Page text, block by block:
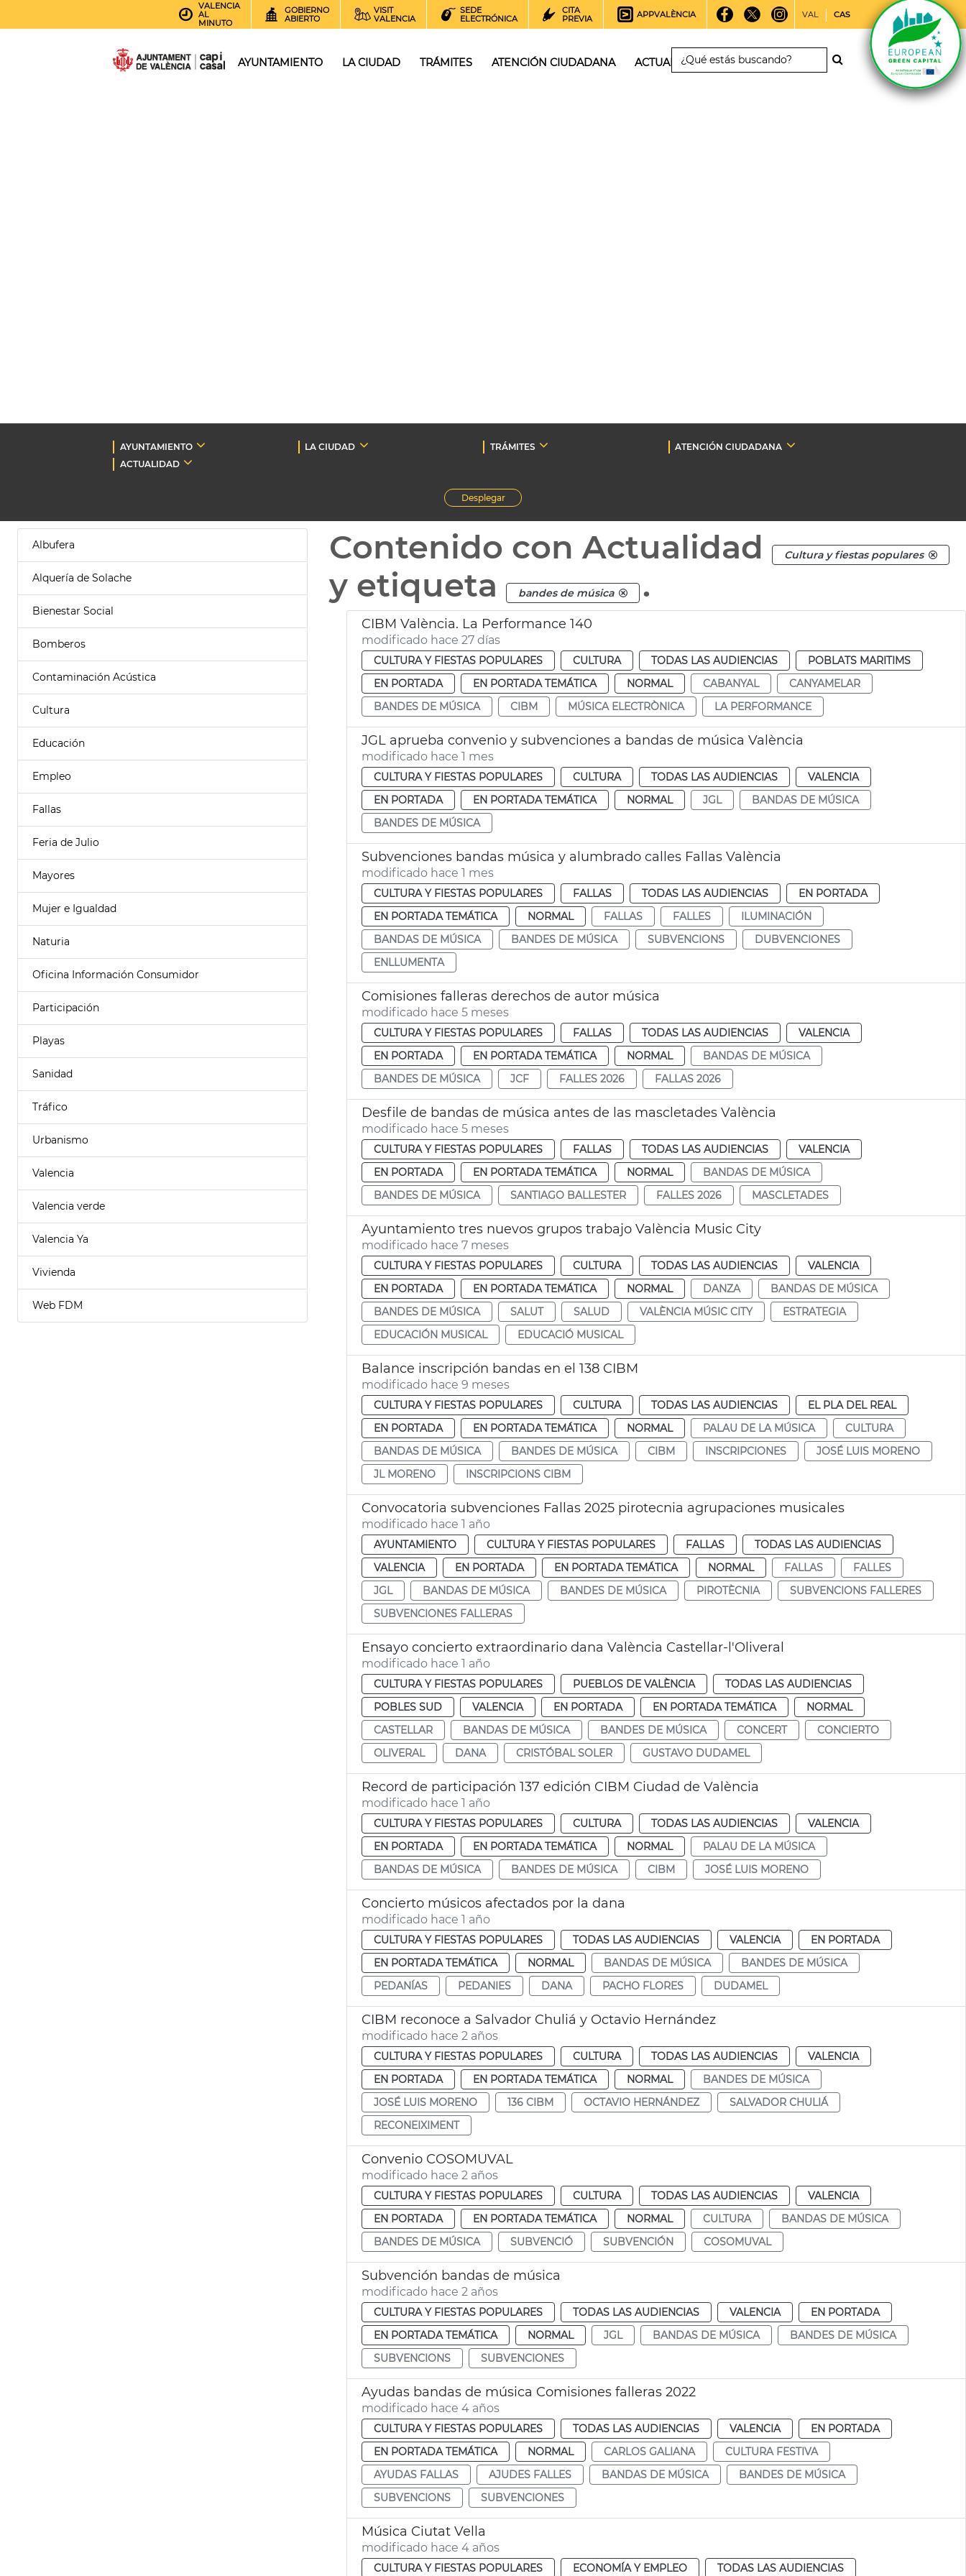
VALENCIA
AL
MINUTO
GOBIERNO
ABIERTO
VISIT
VALENCIA
SEDE
ELECTRÓNICA
CITA
PREVIA
APPVALÈNCIA VAL CAS
AYUNTAMIENTO LA CIUDAD TRÁMITES ATENCIÓN CIUDADANA ACTUALIDAD
AYUNTAMIENTO LA CIUDAD TRÁMITES
ATENCIÓN CIUDADANA
ACTUALIDAD
Desplegar
Albufera
Alquería de Solache
Bienestar Social
Bomberos
Contaminación Acústica
Cultura
Educación
Empleo
Fallas
Feria de Julio
Mayores
Mujer e Igualdad
Naturia
Oficina Información Consumidor
Participación
Playas
Sanidad
Tráfico
Urbanismo
Valencia
Valencia verde
Valencia Ya
Vivienda
Web FDM
Contenido con Actualidad Cultura y fiestas populares
y etiqueta bandes de música .
CIBM València. La Performance 140
modificado hace 27 días
CULTURA Y FIESTAS POPULARES CULTURA TODAS LAS AUDIENCIAS
POBLATS MARITIMS
EN PORTADA
EN PORTADA TEMÁTICA NORMAL CABANYAL
CANYAMELAR
BANDES DE MÚSICA
CIBM MÚSICA ELECTRÒNICA LA PERFORMANCE
JGL aprueba convenio y subvenciones a bandas de música València
modificado hace 1 mes
CULTURA Y FIESTAS POPULARES CULTURA TODAS LAS AUDIENCIAS
VALENCIA
EN PORTADA
EN PORTADA TEMÁTICA NORMAL JGL
BANDAS DE MÚSICA
BANDES DE MÚSICA
Subvenciones bandas música y alumbrado calles Fallas València
modificado hace 1 mes
CULTURA Y FIESTAS POPULARES FALLAS TODAS LAS AUDIENCIAS
EN PORTADA
EN PORTADA TEMÁTICA
NORMAL FALLAS FALLES
ILUMINACIÓN
BANDAS DE MÚSICA
BANDES DE MÚSICA SUBVENCIONS
DUBVENCIONES
ENLLUMENTA
Comisiones falleras derechos de autor música
modificado hace 5 meses
CULTURA Y FIESTAS POPULARES FALLAS TODAS LAS AUDIENCIAS
VALENCIA
EN PORTADA
EN PORTADA TEMÁTICA NORMAL
BANDAS DE MÚSICA
BANDES DE MÚSICA
JCF FALLES 2026 FALLAS 2026
Desfile de bandas de música antes de las mascletades València
modificado hace 5 meses
CULTURA Y FIESTAS POPULARES FALLAS TODAS LAS AUDIENCIAS
VALENCIA
EN PORTADA
EN PORTADA TEMÁTICA NORMAL
BANDAS DE MÚSICA
BANDES DE MÚSICA
SANTIAGO BALLESTER FALLES 2026 MASCLETADES
Ayuntamiento tres nuevos grupos trabajo València Music City
modificado hace 7 meses
CULTURA Y FIESTAS POPULARES CULTURA TODAS LAS AUDIENCIAS
VALENCIA
EN PORTADA
EN PORTADA TEMÁTICA NORMAL DANZA
BANDAS DE MÚSICA
BANDES DE MÚSICA
SALUT SALUD VALÈNCIA MÚSIC CITY
ESTRATEGIA
EDUCACIÓN MUSICAL
EDUCACIÓ MUSICAL
Balance inscripción bandas en el 138 CIBM
modificado hace 9 meses
CULTURA Y FIESTAS POPULARES CULTURA TODAS LAS AUDIENCIAS
EL PLA DEL REAL
EN PORTADA
EN PORTADA TEMÁTICA NORMAL PALAU DE LA MÚSICA
CULTURA
BANDAS DE MÚSICA
BANDES DE MÚSICA CIBM INSCRIPCIONES
JOSÉ LUIS MORENO
JL MORENO
INSCRIPCIONS CIBM
Convocatoria subvenciones Fallas 2025 pirotecnia agrupaciones musicales
modificado hace 1 año
AYUNTAMIENTO CULTURA Y FIESTAS POPULARES FALLAS
TODAS LAS AUDIENCIAS
VALENCIA
EN PORTADA EN PORTADA TEMÁTICA NORMAL FALLAS
FALLES
JGL
BANDAS DE MÚSICA BANDES DE MÚSICA PIROTÈCNIA
SUBVENCIONS FALLERES
SUBVENCIONES FALLERAS
Ensayo concierto extraordinario dana València Castellar-l'Oliveral
modificado hace 1 año
CULTURA Y FIESTAS POPULARES PUEBLOS DE VALÈNCIA
TODAS LAS AUDIENCIAS
POBLES SUD
VALENCIA EN PORTADA EN PORTADA TEMÁTICA
NORMAL
CASTELLAR
BANDAS DE MÚSICA BANDES DE MÚSICA CONCERT
CONCIERTO
OLIVERAL
DANA CRISTÓBAL SOLER GUSTAVO DUDAMEL
Record de participación 137 edición CIBM Ciudad de València
modificado hace 1 año
CULTURA Y FIESTAS POPULARES CULTURA TODAS LAS AUDIENCIAS
VALENCIA
EN PORTADA
EN PORTADA TEMÁTICA NORMAL
PALAU DE LA MÚSICA
BANDAS DE MÚSICA
BANDES DE MÚSICA CIBM JOSÉ LUIS MORENO
Concierto músicos afectados por la dana
modificado hace 1 año
CULTURA Y FIESTAS POPULARES TODAS LAS AUDIENCIAS VALENCIA
EN PORTADA
EN PORTADA TEMÁTICA
NORMAL BANDAS DE MÚSICA
BANDES DE MÚSICA
PEDANÍAS
PEDANIES DANA PACHO FLORES DUDAMEL
CIBM reconoce a Salvador Chuliá y Octavio Hernández
modificado hace 2 años
CULTURA Y FIESTAS POPULARES CULTURA TODAS LAS AUDIENCIAS
VALENCIA
EN PORTADA
EN PORTADA TEMÁTICA NORMAL
BANDES DE MÚSICA
JOSÉ LUIS MORENO
136 CIBM OCTAVIO HERNÁNDEZ
SALVADOR CHULIÁ
RECONEIXIMENT
Convenio COSOMUVAL
modificado hace 2 años
CULTURA Y FIESTAS POPULARES CULTURA TODAS LAS AUDIENCIAS
VALENCIA
EN PORTADA
EN PORTADA TEMÁTICA NORMAL CULTURA
BANDAS DE MÚSICA
BANDES DE MÚSICA
SUBVENCIÓ SUBVENCIÓN COSOMUVAL
Subvención bandas de música
modificado hace 2 años
CULTURA Y FIESTAS POPULARES TODAS LAS AUDIENCIAS VALENCIA
EN PORTADA
EN PORTADA TEMÁTICA
NORMAL JGL BANDAS DE MÚSICA
BANDES DE MÚSICA
SUBVENCIONS
SUBVENCIONES
Ayudas bandas de música Comisiones falleras 2022
modificado hace 4 años
CULTURA Y FIESTAS POPULARES TODAS LAS AUDIENCIAS VALENCIA
EN PORTADA
EN PORTADA TEMÁTICA
NORMAL CARLOS GALIANA
CULTURA FESTIVA
AYUDAS FALLAS
AJUDES FALLES BANDAS DE MÚSICA
BANDES DE MÚSICA
SUBVENCIONS
SUBVENCIONES
Música Ciutat Vella
modificado hace 4 años
CULTURA Y FIESTAS POPULARES ECONOMÍA Y EMPLEO TODAS LAS AUDIENCIAS